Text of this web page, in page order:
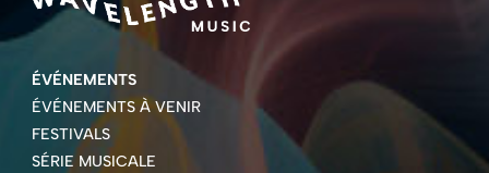
ÉVÉNEMENTS
ÉVÉNEMENTS À VENIR
FESTIVALS
SÉRIE MUSICALE